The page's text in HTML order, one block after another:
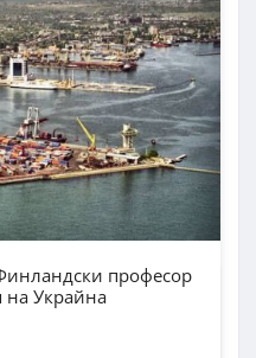
професор
на Украйна